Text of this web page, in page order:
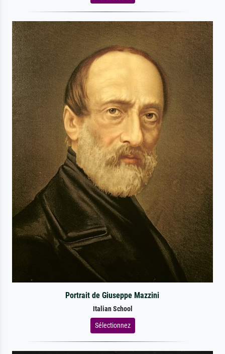
Portrait de Giuseppe Mazzini
Italian School
Sélectionnez